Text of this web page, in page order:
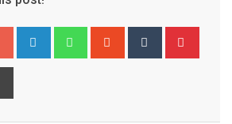
Google+ LinkedIn WhatsappStumbleUpon
Tumblr